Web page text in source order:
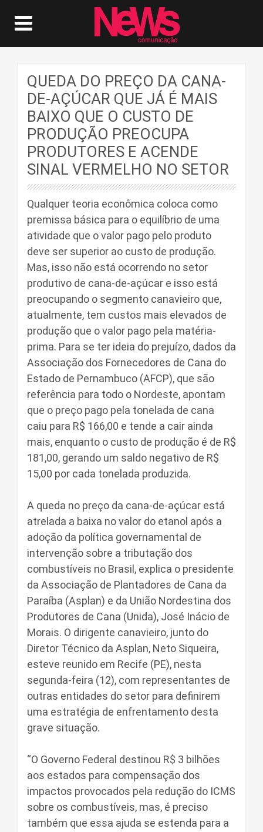
QUEDA DO PREÇO DA CANA-
DE-AÇÚCAR QUE JÁ É MAIS
BAIXO QUE O CUSTO DE
PRODUÇÃO PREOCUPA
PRODUTORES E ACENDE
SINAL VERMELHO NO SETOR
Qualquer teoria econômica coloca como
premissa básica para o equilíbrio de uma
atividade que o valor pago pelo produto
deve ser superior ao custo de produção.
Mas, isso não está ocorrendo no setor
produtivo de cana-de-açúcar e isso está
preocupando o segmento canavieiro que,
atualmente, tem custos mais elevados de
produção que o valor pago pela matéria-
prima. Para se ter ideia do prejuízo, dados da
Associação dos Fornecedores de Cana do
Estado de Pernambuco (AFCP), que são
referência para todo o Nordeste, apontam
que o preço pago pela tonelada de cana
caiu para R$ 166,00 e tende a cair ainda
mais, enquanto o custo de produção é de R$
181,00, gerando um saldo negativo de R$
15,00 por cada tonelada produzida.
A queda no preço da cana-de-açúcar está
atrelada a baixa no valor do etanol após a
adoção da política governamental de
intervenção sobre a tributação dos
combustíveis no Brasil, explica o presidente
da Associação de Plantadores de Cana da
Paraíba (Asplan) e da União Nordestina dos
Produtores de Cana (Unida), José Inácio de
Morais. O dirigente canavieiro, junto do
Diretor Técnico da Asplan, Neto Siqueira,
esteve reunido em Recife (PE), nesta
segunda-feira (12), com representantes de
outras entidades do setor para definirem
uma estratégia de enfrentamento desta
grave situação.
“O Governo Federal destinou R$ 3 bilhões
aos estados para compensação dos
impactos provocados pela redução do ICMS
sobre os combustíveis, mas, é preciso
também que essa ajuda se estenda para a